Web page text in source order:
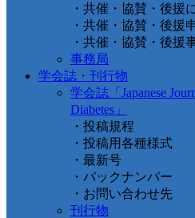
・共催・協賛・後援
・共催・協賛・後援
・共催・協賛・後援
事務局
学会誌・刊行物
学会誌「Japanese
Diabetes」
・投稿規程
・投稿用各種様式
・最新号
・バックナンバー
・お問い合わせ先
刊行物